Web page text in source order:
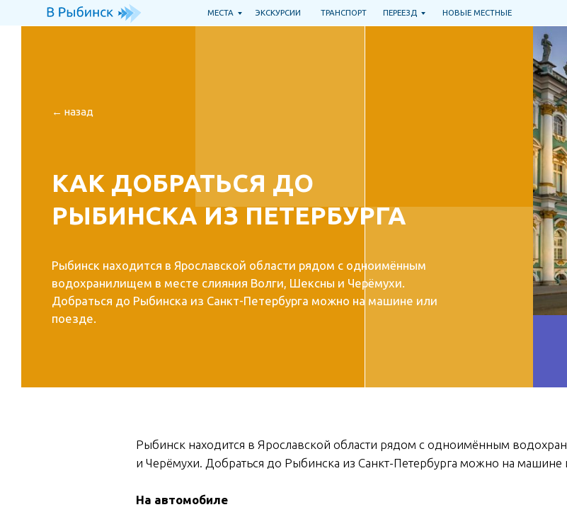
МЕСТА ТРАНСПОРТ ПЕРЕЕЗД НОВЫЕ МЕСТНЫЕ
ЭКСКУРСИИ
водохранилищем в месте слияния Волги, Шексны и Черёмухи.
Добраться до Рыбинска из Санкт-Петербурга можно на машине или
поезде.
КАК ДОБРАТЬСЯ ДО
РЫБИНСКА ИЗ ПЕТЕРБУРГА
Рыбинск находится в Ярославской области рядом с одноимённым
и Черёмухи. Добраться до Рыбинска из Санкт-Петербурга можно на машине
На автомобиле